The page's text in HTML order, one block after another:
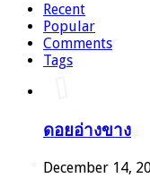
Recent
Popular
Comments
Tags
ดอยอ่างขาง
December 14,